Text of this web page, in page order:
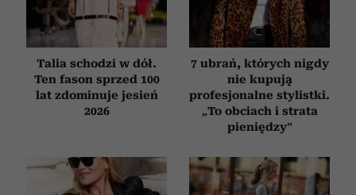
Talia schodzi w dół.
Ten fason sprzed 100
lat zdominuje jesień
2026
7 ubrań, których nigdy
nie kupują
profesjonalne stylistki.
„To obciach i strata
pieniędzy”